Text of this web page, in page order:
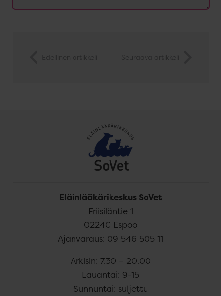
Seuraava artikkeli
Eläinlääkärikeskus SoVet
Friisiläntie 1
02240 Espoo
Ajanvaraus: 09 546 505 11
Arkisin: 7.30 – 20.00
Lauantai: 9-15
Sunnuntai: suljettu